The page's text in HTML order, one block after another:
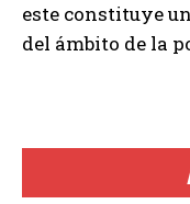
este constituye
del ámbito de la